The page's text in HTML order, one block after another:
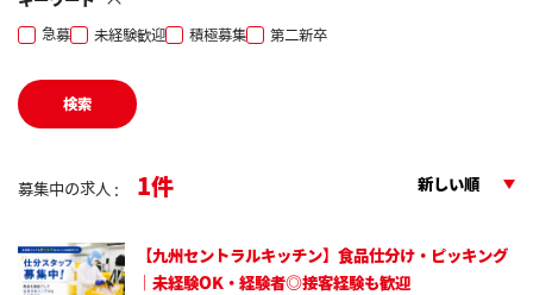
急募 未経験歓迎 積極募集 第二新卒
検索
募集中の求人 : 1 新しい順
【九州セントラルキッチン】食品仕分け・ピッキング
｜未経験OK・経験者◎接客経験も歓迎